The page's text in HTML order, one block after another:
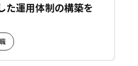
た運用体制の構築を